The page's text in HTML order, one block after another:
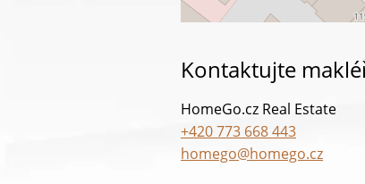
Kontaktujte
HomeGo.cz Real Estate
+420 773 668 443
homego@homego.cz